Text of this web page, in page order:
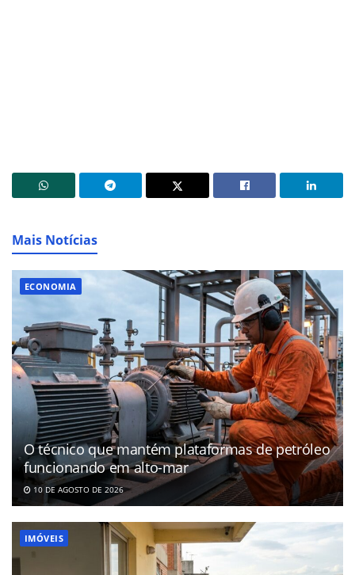
Mais Notícias
ECONOMIA
O técnico que mantém plataformas de petróleo
funcionando em alto-mar
10 DE AGOSTO DE 2026
IMÓVEIS